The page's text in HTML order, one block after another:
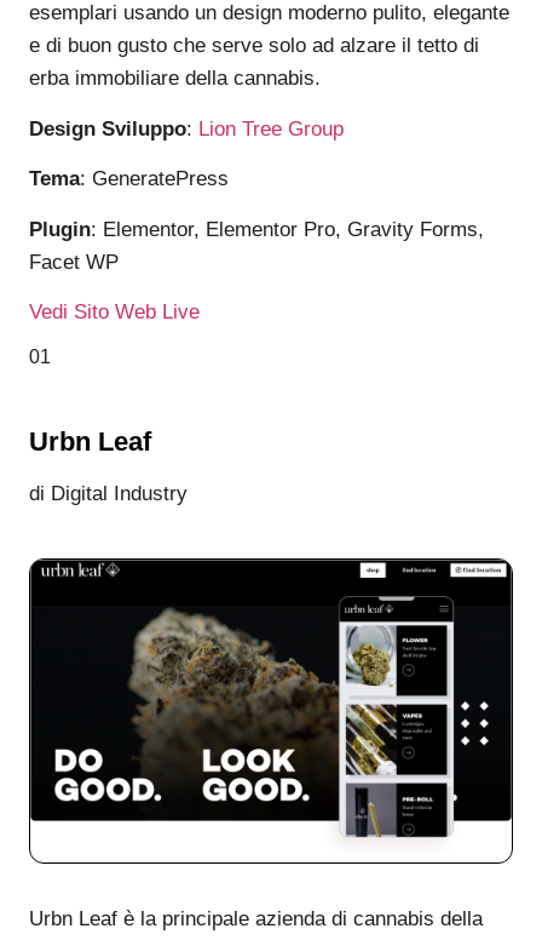
esemplari usando un design moderno pulito, elegante
e di buon gusto che serve solo ad alzare il tetto di
erba immobiliare della cannabis.
Design Sviluppo: Lion Tree Group
Tema: GeneratePress
Plugin: Elementor, Elementor Pro, Gravity Forms,
Facet WP
Vedi Sito Web Live
01
Urbn Leaf
di Digital Industry
Urbn Leaf è la principale azienda di cannabis della